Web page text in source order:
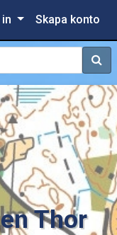
Skapa konto
Sök
Thor